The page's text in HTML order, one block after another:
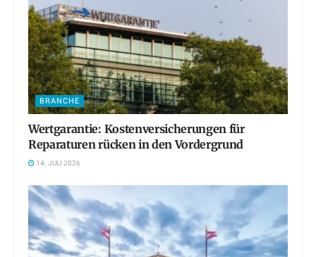
BRANCHE
Wertgarantie: Kostenversicherungen für
Reparaturen rücken in den Vordergrund
14. JULI 2026